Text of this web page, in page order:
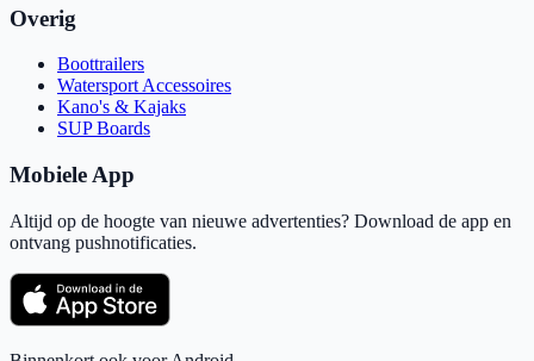
Overig
Boottrailers
Watersport Accessoires
Kano's & Kajaks
SUP Boards
Mobiele App
Altijd op de hoogte van nieuwe advertenties? Download de app en
ontvang pushnotificaties.